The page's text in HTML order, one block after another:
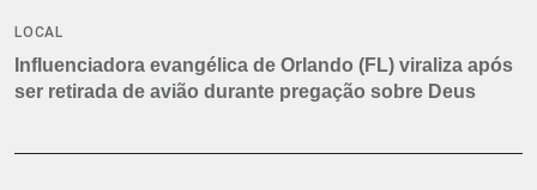
LOCAL
Influenciadora evangélica de Orlando (FL) viraliza após
ser retirada de avião durante pregação sobre Deus